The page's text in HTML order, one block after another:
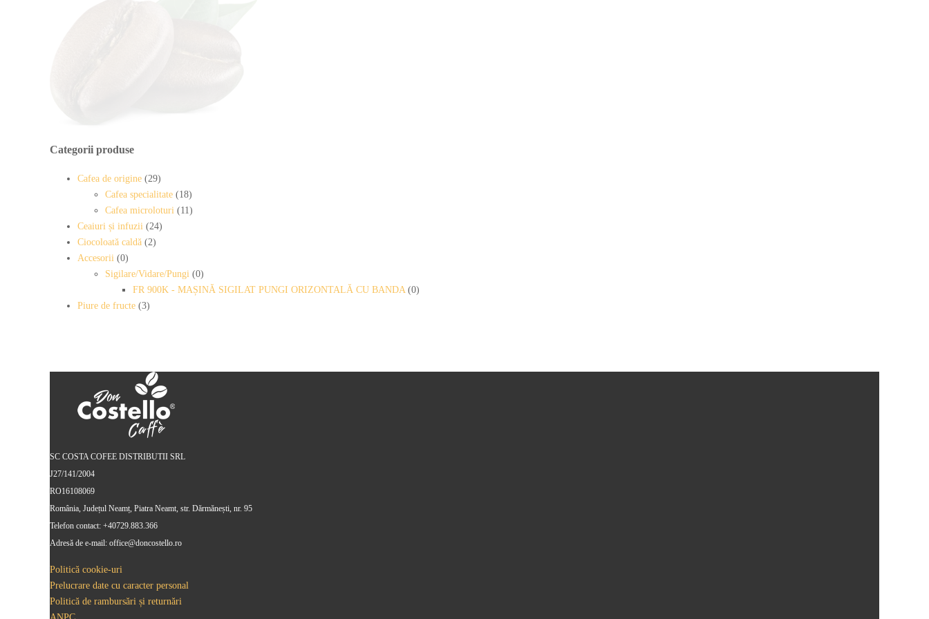
Categorii produse
Cafea de origine (29)
Cafea specialitate (18)
Cafea microloturi (11)
Ceaiuri și infuzii (24)
Ciocoloată caldă (2)
Accesorii (0)
Sigilare/Vidare/Pungi (0)
FR 900K - MAȘINĂ SIGILAT PUNGI ORIZONTALĂ CU BANDA (0)
Piure de fructe (3)
SC COSTA COFEE DISTRIBUTII SRL
J27/141/2004
RO16108069
România, Județul Neamț, Piatra Neamt, str. Dărmănești, nr. 95
Telefon contact: +40729.883.366
Adresă de e-mail: office@doncostello.ro
Politică cookie-uri
Prelucrare date cu caracter personal
Politică de rambursări și returnări